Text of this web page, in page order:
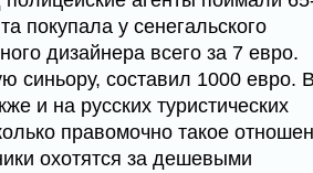
покупала у сенегальского
дизайнера всего за 7 евро.
составил 1000 евро. В
и на русских туристических
правомочно такое
охотятся за дешевыми